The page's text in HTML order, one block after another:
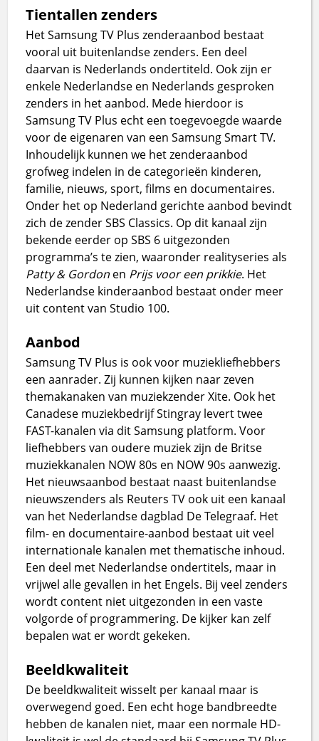
Tientallen zenders
Het Samsung TV Plus zenderaanbod bestaat
vooral uit buitenlandse zenders. Een deel
daarvan is Nederlands ondertiteld. Ook zijn er
enkele Nederlandse en Nederlands gesproken
zenders in het aanbod. Mede hierdoor is
Samsung TV Plus echt een toegevoegde waarde
voor de eigenaren van een Samsung Smart TV.
Inhoudelijk kunnen we het zenderaanbod
grofweg indelen in de categorieën kinderen,
familie, nieuws, sport, films en documentaires.
Onder het op Nederland gerichte aanbod bevindt
zich de zender SBS Classics. Op dit kanaal zijn
bekende eerder op SBS 6 uitgezonden
programma’s te zien, waaronder realityseries als
Patty & Gordon en Prijs voor een prikkie. Het
Nederlandse kinderaanbod bestaat onder meer
uit content van Studio 100.
Aanbod
Samsung TV Plus is ook voor muziekliefhebbers
een aanrader. Zij kunnen kijken naar zeven
themakanaken van muziekzender Xite. Ook het
Canadese muziekbedrijf Stingray levert twee
FAST-kanalen via dit Samsung platform. Voor
liefhebbers van oudere muziek zijn de Britse
muziekkanalen NOW 80s en NOW 90s aanwezig.
Het nieuwsaanbod bestaat naast buitenlandse
nieuwszenders als Reuters TV ook uit een kanaal
van het Nederlandse dagblad De Telegraaf. Het
film- en documentaire-aanbod bestaat uit veel
internationale kanalen met thematische inhoud.
Een deel met Nederlandse ondertitels, maar in
vrijwel alle gevallen in het Engels. Bij veel zenders
wordt content niet uitgezonden in een vaste
volgorde of programmering. De kijker kan zelf
bepalen wat er wordt gekeken.
Beeldkwaliteit
De beeldkwaliteit wisselt per kanaal maar is
overwegend goed. Een echt hoge bandbreedte
hebben de kanalen niet, maar een normale HD-